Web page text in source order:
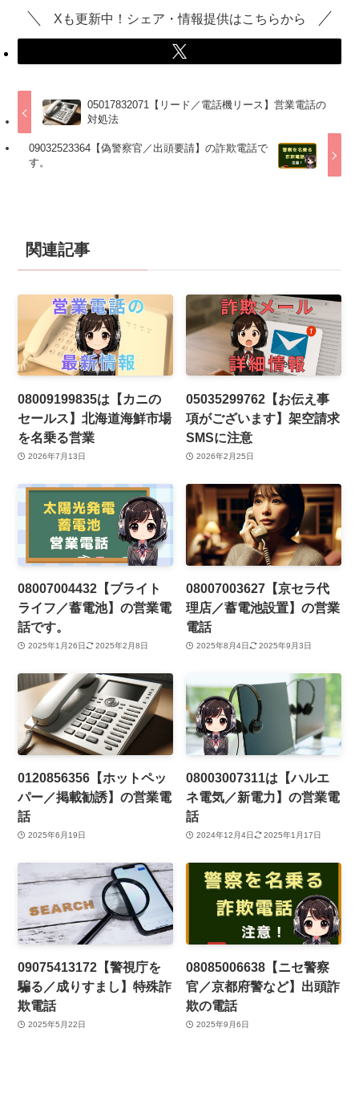
Xも更新中！シェア・情報提供はこちらから
05017832071【リード／電話機リース】営業電話の
対処法
09032523364【偽警察官／出頭要請】の詐欺電話で
す。
関連記事
08009199835は【カニの
セールス】北海道海鮮市場
を名乗る営業
2026年7月13日
05035299762【お伝え事
項がございます】架空請求
SMSに注意
2026年2月25日
08007004432【ブライト
ライフ／蓄電池】の営業電
話です。
2025年1月26日 2025年2月8日
08007003627【京セラ代
理店／蓄電池設置】の営業
電話
2025年8月4日 2025年9月3日
0120856356【ホットペッ
パー／掲載勧誘】の営業電
話
2025年6月19日
08003007311は【ハルエ
ネ電気／新電力】の営業電
話
2024年12月4日 2025年1月17日
09075413172【警視庁を
騙る／成りすまし】特殊詐
欺電話
2025年5月22日
08085006638【ニセ警察
官／京都府警など】出頭詐
欺の電話
2025年9月6日